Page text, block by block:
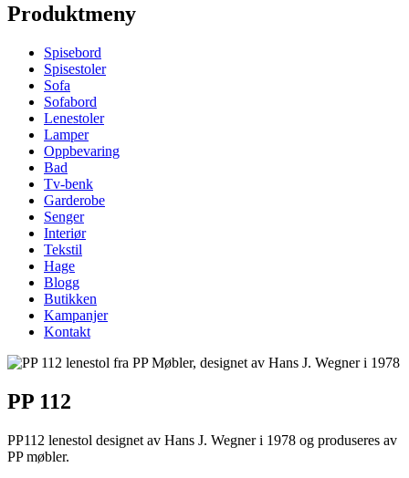
Produktmeny
Spisebord
Spisestoler
Sofa
Sofabord
Lenestoler
Lamper
Oppbevaring
Bad
Tv-benk
Garderobe
Senger
Interiør
Tekstil
Hage
Blogg
Butikken
Kampanjer
Kontakt
PP 112
PP112 lenestol designet av Hans J. Wegner i 1978 og produseres av
PP møbler.